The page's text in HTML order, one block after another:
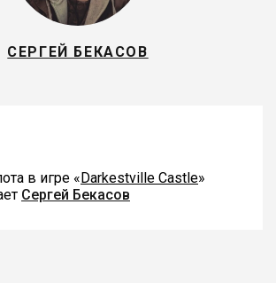
СЕРГЕЙ БЕКАСОВ
в игре «Darkestville Castle»
Сергей Бекасов